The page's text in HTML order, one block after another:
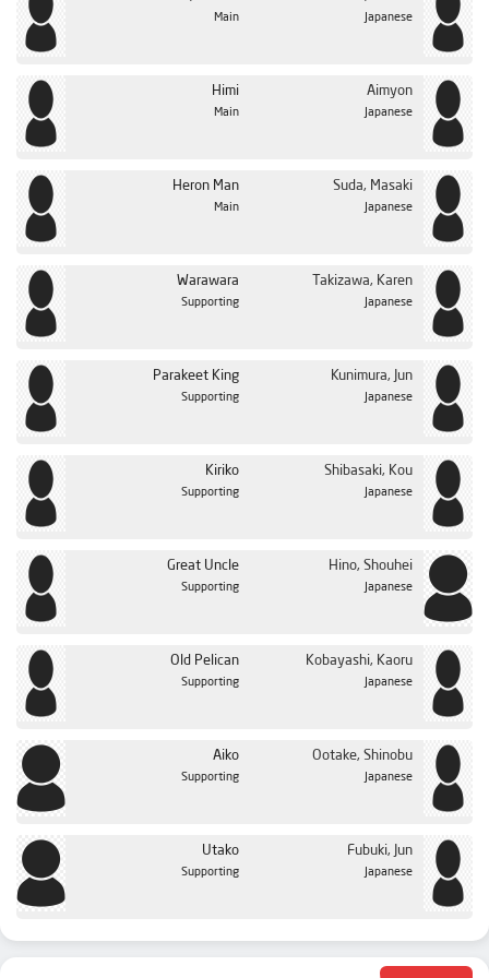
Main Japanese
Himi
Main
Aimyon
Japanese
Heron Man
Main
Suda, Masaki
Japanese
Warawara
Supporting
Takizawa, Karen
Japanese
Parakeet King
Supporting
Kunimura, Jun
Japanese
Kiriko
Supporting
Shibasaki, Kou
Japanese
Great Uncle
Supporting
Hino, Shouhei
Japanese
Old Pelican
Supporting
Kobayashi, Kaoru
Japanese
Aiko
Supporting
Ootake, Shinobu
Japanese
Utako
Supporting
Fubuki, Jun
Japanese